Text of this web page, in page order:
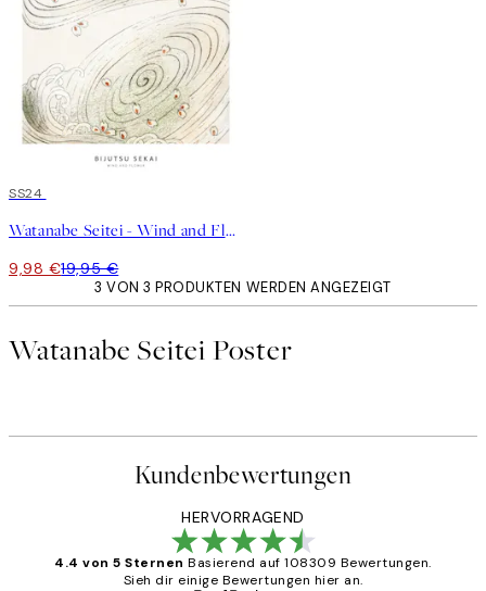
50%*
SS24
Watanabe Seitei - Wind and Flower Poster
9,98 €19,95 €
3 VON 3 PRODUKTEN WERDEN ANGEZEIGT
Watanabe Seitei Poster
Kundenbewertungen
HERVORRAGEND
4.4 von 5 Sternen Basierend auf 108309 Bewertungen.
Sieh dir einige Bewertungen hier an.